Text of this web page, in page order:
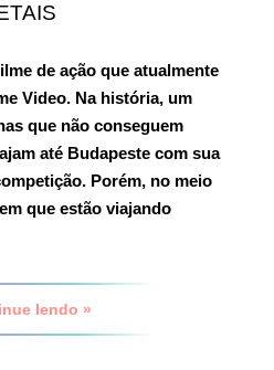
de ação que atualmente
Video. Na história, um
que não conseguem
até Budapeste com sua
Porém, no meio
que estão viajando
lendo »